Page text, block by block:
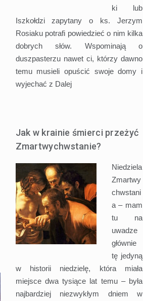
ki lub
Iszkołdzi zapytany o ks. Jerzym
Rosiaku potrafi powiedzieć o nim kilka
dobrych słów. Wspominają o
duszpasterzu nawet ci, którzy dawno
temu musieli opuścić swoje domy i
wyjechać z Dalej
Jak w krainie śmierci przeżyć
Zmartwychwstanie?
Niedziela
Zmartwy
chwstani
a – mam
tu na
uwadze
głównie
tę jedyną
w historii niedzielę, która miała
miejsce dwa tysiące lat temu – była
najbardziej niezwykłym dniem w